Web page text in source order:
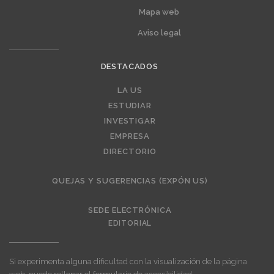
Mapa web
Aviso legal
DESTACADOS
LA US
ESTUDIAR
INVESTIGAR
EMPRESA
DIRECTORIO
QUEJAS Y SUGERENCIAS (EXPÓN US)
SEDE ELECTRÓNICA
EDITORIAL
Si experimenta alguna dificultad con la visualización de la página